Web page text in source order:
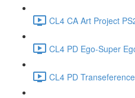
CL4 CA Art Project
CL4 PD Ego-Super
CL4 PD